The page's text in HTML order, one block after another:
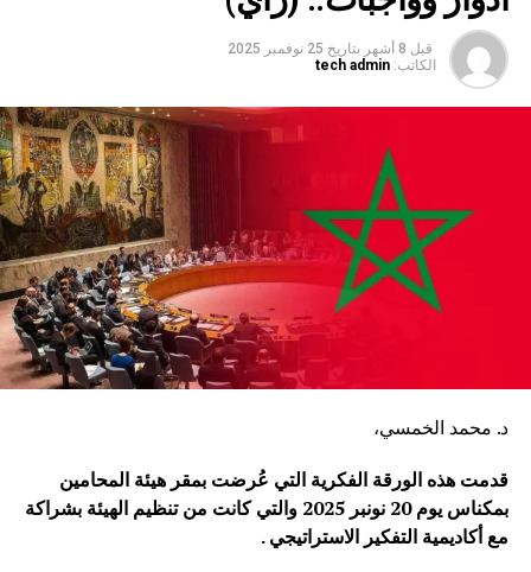
قبل 8 أشهر بتاريخ 25 نوفمبر 2025
الكاتب: tech admin
د. محمد الخمسي،
قدمت هذه الورقة الفكرية التي عُرضت بمقر هيئة المحامين
بمكناس يوم 20 نونبر 2025 والتي كانت من تنظيم الهيئة بشراكة
مع أكاديمية التفكير الاستراتيجي .